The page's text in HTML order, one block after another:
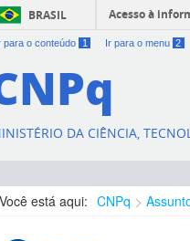
BRASIL Acesso à
para o conteúdo 1 Ir para o menu 2
DA CIÊNCIA,
Você está aqui: CNPq